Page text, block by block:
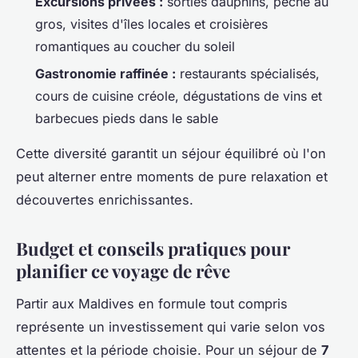
gros, visites d'îles locales et croisières
romantiques au coucher du soleil
Gastronomie raffinée : restaurants spécialisés,
cours de cuisine créole, dégustations de vins et
barbecues pieds dans le sable
Cette diversité garantit un séjour équilibré où l'on
peut alterner entre moments de pure relaxation et
découvertes enrichissantes.
Budget et conseils pratiques pour
planifier ce voyage de rêve
Partir aux Maldives en formule tout compris
représente un investissement qui varie selon vos
attentes et la période choisie. Pour un séjour de 7